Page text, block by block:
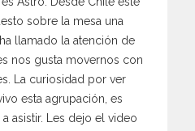
sobre la mesa una
llamado la atención de
nos gusta movernos con
La curiosidad por ver
esta agrupación, es
asistir. Les dejo el video